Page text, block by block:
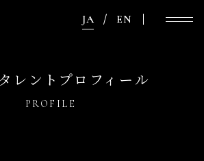
JA EN
レントプロフィール
PROFILE